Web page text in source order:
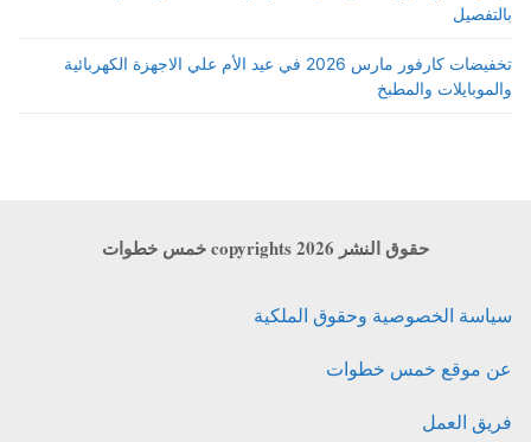
بالتفصيل
تخفيضات كارفور مارس 2026 في عيد الأم علي الاجهزة الكهربائية
والموبايلات والمطبخ
حقوق النشر copyrights 2026 خمس خطوات
سياسة الخصوصية وحقوق الملكية
عن موقع خمس خطوات
فريق العمل